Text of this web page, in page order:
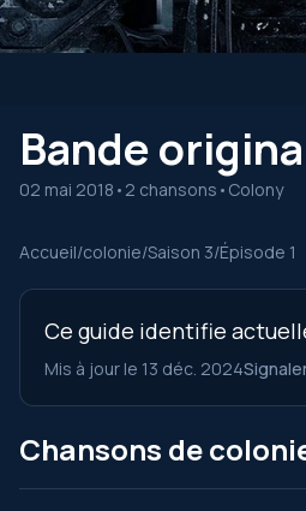
Bande
02 mai 2018 • 2 chansons • Colony
Accueil/colonie/Saison 3/Épisode 1
Ce guide identifie
Mis à jour le 13 déc. 2024
Chansons de